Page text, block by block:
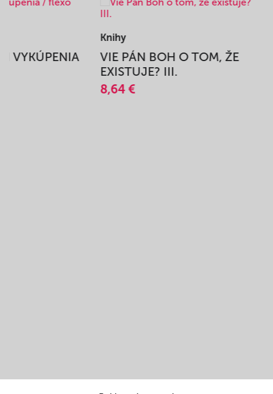
VYKÚPENIA
Knihy
VIE PÁN BOH O TOM, ŽE
EXISTUJE? III.
8,64 €